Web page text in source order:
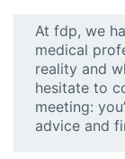
At fdp, we
medical
reality and
hesitate to
meeting:
advice and